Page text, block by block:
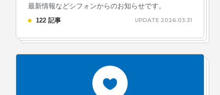
最新情報などシフォンからのお知らせです。
122 記事 UPDATE 2026.03.31